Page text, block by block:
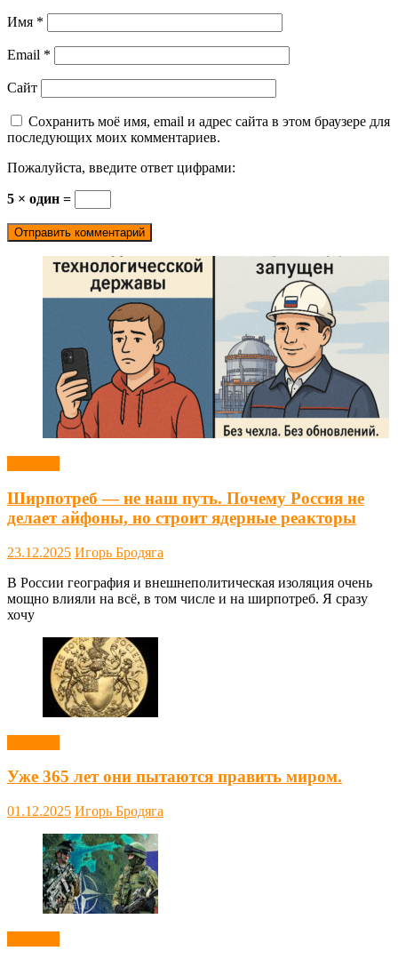
Имя *
Email *
Сайт
Сохранить моё имя, email и адрес сайта в этом браузере для
последующих моих комментариев.
Пожалуйста, введите ответ цифрами:
5 × один =
Ширпотреб — не наш путь. Почему Россия не
делает айфоны, но строит ядерные реакторы
23.12.2025 Игорь Бродяга
В России география и внешнеполитическая изоляция очень
мощно влияли на всё, в том числе и на ширпотреб. Я сразу
хочу
Уже 365 лет они пытаются править миром.
01.12.2025 Игорь Бродяга